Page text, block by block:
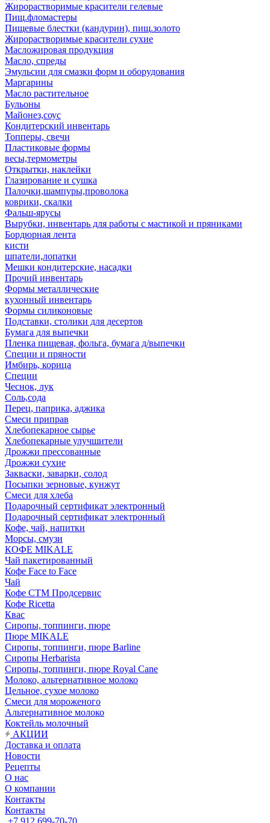
Жирорастворимые красители гелевые
Пищ.фломастеры
Пищевые блестки (кандурин), пищ.золото
Жирорастворимые красители сухие
Масложировая продукция
Масло, спреды
Эмульсии для смазки форм и оборудования
Маргарины
Масло растительное
Бульоны
Майонез,соус
Кондитерский инвентарь
Топперы, свечи
Пластиковые формы
весы,термометры
Открытки, наклейки
Глазирование и сушка
Палочки,шампуры,проволока
коврики, скалки
Фальш-ярусы
Вырубки, инвентарь для работы с мастикой и пряниками
Бордюрная лента
кисти
шпатели,лопатки
Мешки кондитерские, насадки
Прочий инвентарь
Формы металлические
кухонный инвентарь
Формы силиконовые
Подставки, столики для десертов
Бумага для выпечки
Пленка пищевая, фольга, бумага д/выпечки
Специи и пряности
Имбирь, корица
Специи
Чеснок, лук
Соль,сода
Перец, паприка, аджика
Смеси приправ
Хлебопекарное сырье
Хлебопекарные улучшители
Дрожжи прессованные
Дрожжи сухие
Закваски, заварки, солод
Посыпки зерновые, кунжут
Смеси для хлеба
Подарочный сертификат электронный
Подарочный сертификат электронный
Кофе, чай, напитки
Морсы, смузи
КОФЕ MIKALE
Чай пакетированный
Кофе Face to Face
Чай
Кофе СТМ Продсервис
Кофе Ricetta
Квас
Сиропы, топпинги, пюре
Пюре MIKALE
Сиропы, топпинги, пюре Barline
Сиропы Herbarista
Сиропы, топпинги, пюре Royal Cane
Молоко, альтернативное молоко
Цельное, сухое молоко
Смеси для мороженого
Альтернативное молоко
Коктейль молочный
АКЦИИ
Доставка и оплата
Новости
Рецепты
О нас
О компании
Контакты
Контакты
+7 912 699-70-70